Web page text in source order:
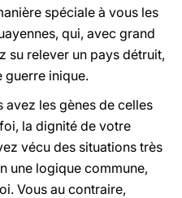
spéciale à vous les
qui, avec grand
su relever un pays détruit,
guerre inique.
avez les gènes de celles
la dignité de votre
vécu des situations très
une logique commune,
Vous au contraire,